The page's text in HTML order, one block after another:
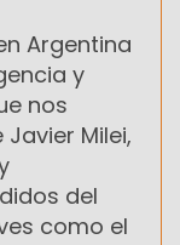
Argentina
y
nos
Milei,
del
como el